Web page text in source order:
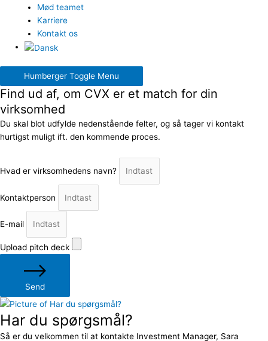
Mød teamet
Karriere
Kontakt os
Humberger Toggle Menu
Find ud af, om CVX er et match for din
virksomhed
Du skal blot udfylde nedenstående felter, og så tager vi kontakt
hurtigst muligt ift. den kommende proces.
Hvad er virksomhedens navn?
Kontaktperson
E-mail
Upload pitch deck
Send
Har du spørgsmål?
Så er du velkommen til at kontakte Investment Manager, Sara